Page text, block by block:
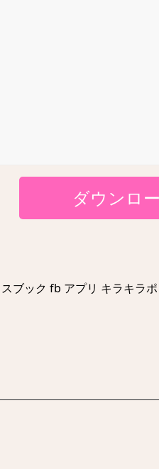
ダウンロ
ブック fb アプリ キラキラ